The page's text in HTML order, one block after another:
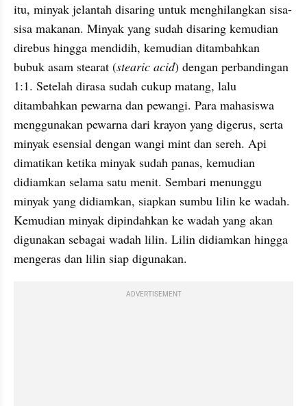
itu, minyak jelantah disaring untuk menghilangkan sisa-
sisa makanan. Minyak yang sudah disaring kemudian
direbus hingga mendidih, kemudian ditambahkan
bubuk asam stearat (stearic acid) dengan perbandingan
1:1. Setelah dirasa sudah cukup matang, lalu
ditambahkan pewarna dan pewangi. Para mahasiswa
menggunakan pewarna dari krayon yang digerus, serta
minyak esensial dengan wangi mint dan sereh. Api
dimatikan ketika minyak sudah panas, kemudian
didiamkan selama satu menit. Sembari menunggu
minyak yang didiamkan, siapkan sumbu lilin ke wadah.
Kemudian minyak dipindahkan ke wadah yang akan
digunakan sebagai wadah lilin. Lilin didiamkan hingga
mengeras dan lilin siap digunakan.
ADVERTISEMENT